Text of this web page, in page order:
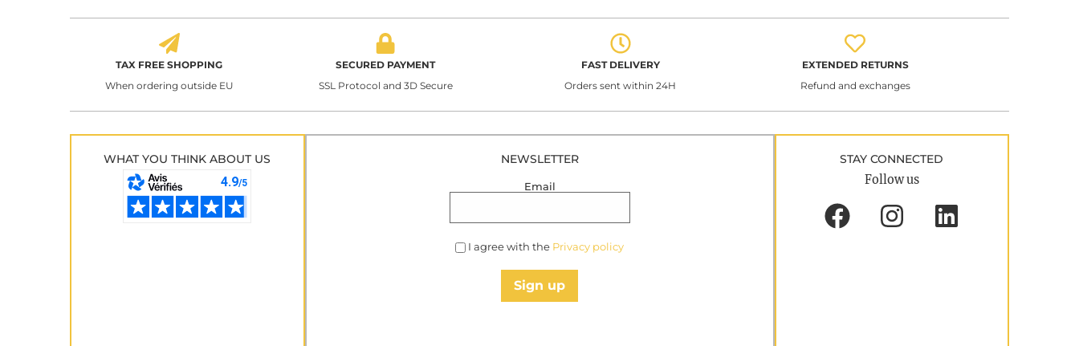
TAX FREE SHOPPING
When ordering outside EU
SECURED PAYMENT
SSL Protocol and 3D Secure
FAST DELIVERY
Orders sent within 24H
EXTENDED RETURNS
Refund and exchanges
WHAT YOU THINK ABOUT US NEWSLETTER
Email
I agree with the Privacy policy
Sign up
STAY CONNECTED
Follow us